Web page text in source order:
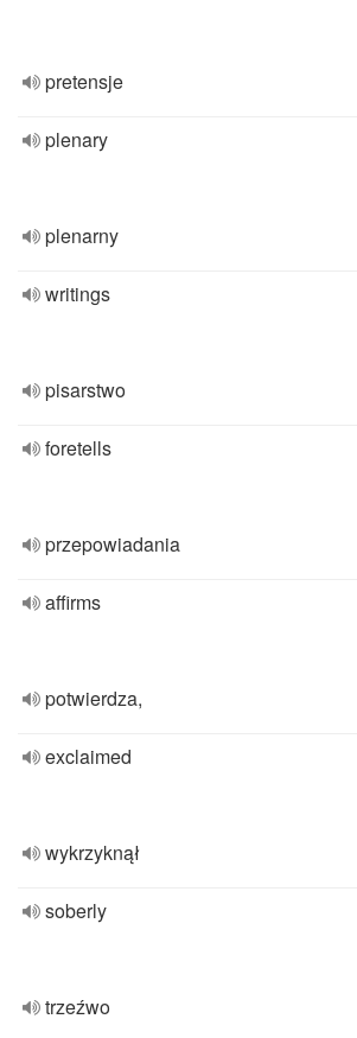
pretensje
plenary
plenarny
writings
pisarstwo
foretells
przepowiadania
affirms
potwierdza,
exclaimed
wykrzyknął
soberly
trzeźwo